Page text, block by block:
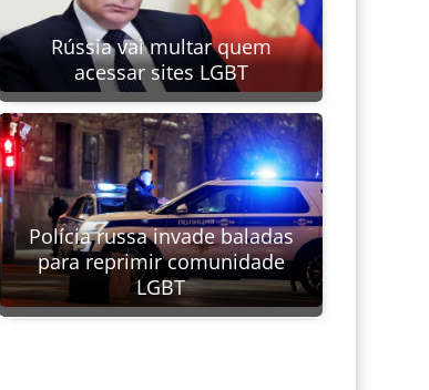
Rússia vai multar quem
acessar sites LGBT
Polícia russa invade baladas
para reprimir comunidade
LGBT